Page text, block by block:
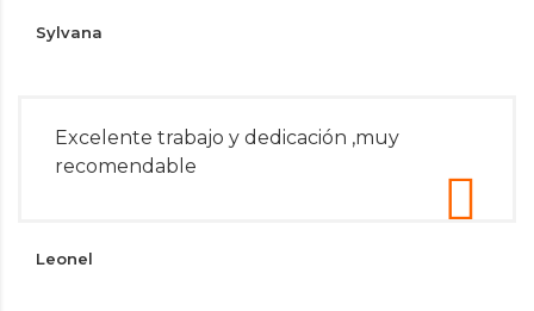
Sylvana
Excelente trabajo y dedicación ,muy
recomendable
Leonel